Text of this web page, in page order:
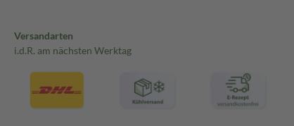
Versandarten
i.d.R. am nächsten Werktag